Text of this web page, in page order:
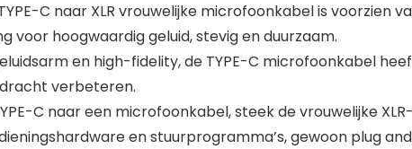
C naar XLR vrouwelijke microfoonkabel is voorzien
voor hoogwaardig geluid, stevig en duurzaam.
en high-fidelity, de TYPE-C microfoonkabel
verbeteren.
C naar een microfoonkabel, steek de vrouwelijke
en stuurprogramma’s, gewoon plug